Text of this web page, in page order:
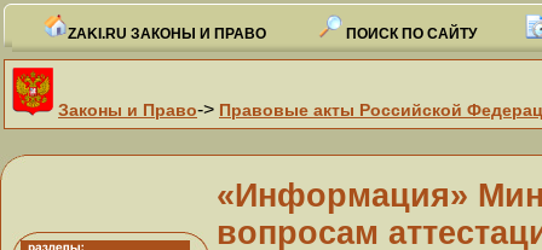
ZAKI.RU ЗАКОНЫ И ПРАВО ПОИСК ПО САЙТУ
Законы и Право-> Правовые акты Российской
«Информация»
вопросам